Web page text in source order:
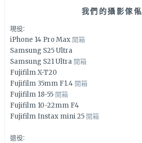
我們的攝影傢俬
現役:
iPhone 14 Pro Max 開箱
Samsung S25 Ultra
Samsung S21 Ultra 開箱
Fujifilm X-T20
Fujifilm 35mm F1.4 開箱
Fujifilm 18-55 開箱
Fujifilm 10-22mm F4
Fujifilm Instax mini 25 開箱
退役: